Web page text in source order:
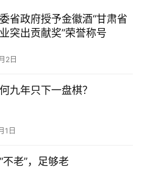
省政府授予金徽酒“甘肃省
突出贡献奖”荣誉称号
2日
九年只下一盘棋？
1日
不老”，足够老